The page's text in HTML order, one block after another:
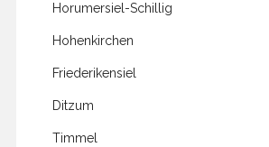
Horumersiel-Schillig
Hohenkirchen
Friederikensiel
Ditzum
Timmel